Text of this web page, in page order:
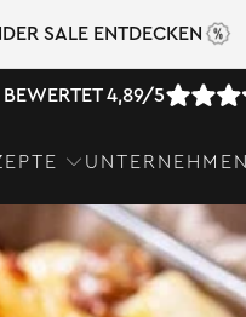
SALE ENTDECKEN
BEWERTET 4,89/5
UNTERNEHMEN